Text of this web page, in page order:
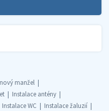
manžel
Instalace antény
Instalace WC
Instalace žaluzií